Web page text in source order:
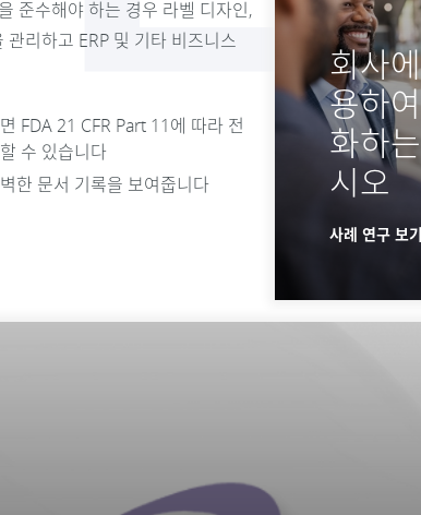
준수해야 하는 경우 라벨 디자인,
리하고 ERP 및 기타 비즈니스
FDA 21 CFR Part 11에 따라 전
수 있습니다
한 문서 기록을 보여줍니다
회사
용하
화하
시오
사례 연구 보기